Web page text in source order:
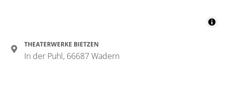
THEATERWERKE BIETZEN
In der Puhl, 66687 Wadern